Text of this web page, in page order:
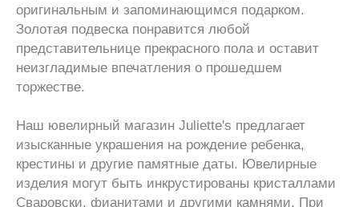
оригинальным и запоминающимся подарком.
Золотая подвеска понравится любой
представительнице прекрасного пола и оставит
неизгладимые впечатления о прошедшем
торжестве.
Наш ювелирный магазин Juliette's предлагает
изысканные украшения на рождение ребенка,
крестины и другие памятные даты. Ювелирные
изделия могут быть инкрустированы кристаллами
Сваровски, фианитами и другими камнями. При